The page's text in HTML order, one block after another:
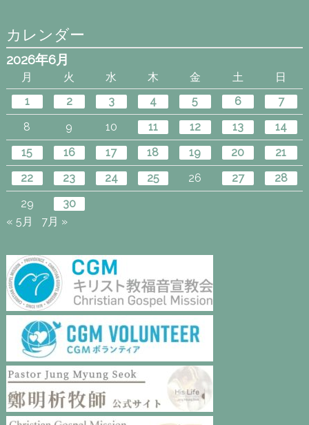
カレンダー
2026年6月
月 火 水 木 金 土
日
1
2 3 4 5 6
7
8
9 10 11 12 13
14
15
16 17 18 19 20
21
22
23 24 25 26 27
28
29
30
« 5月
7月 »